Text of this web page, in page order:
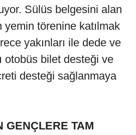
Sülüs belgesini alan
yemin törenine katılmak
yakınları ile dede ve
otobüs bilet desteği ve
desteği sağlanmaya
GENÇLERE TAM